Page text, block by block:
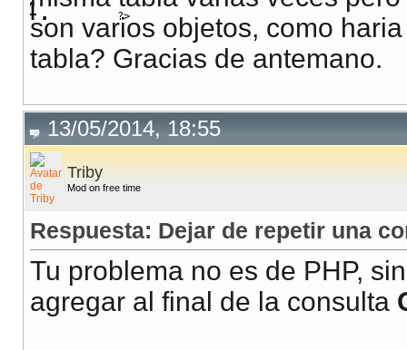
?>
son varios objetos, como
tabla? Gracias de antemano.
13/05/2014, 18:55
Triby
Mod on free time
Respuesta: Dejar de repetir una
Tu problema no es de PHP,
agregar al final de la consulta